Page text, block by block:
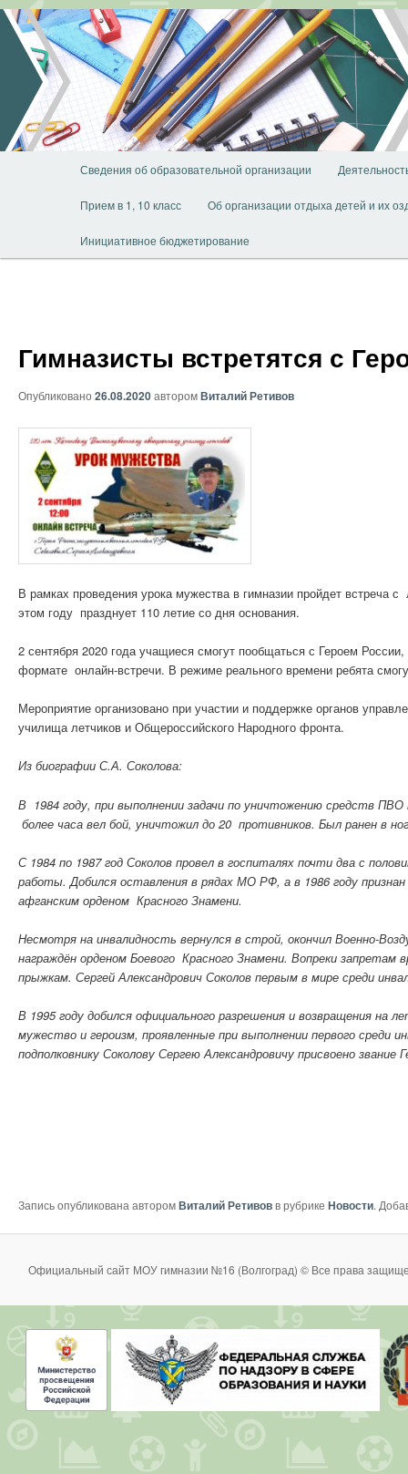
Перейти
основному
содержимому
Сведения об образовательной организации
Прием в 1, 10 класс Об организации отдыха детей и их
Инициативное бюджетирование
Гимназисты встретятся с
Опубликовано 26.08.2020авторомВиталий Ретивов
В рамках проведения урока мужества в гимназии пройдет встреча
этом году празднует 110 летие со дня основания.
2 сентября 2020 года учащиеся смогут пообщаться с Героем
формате онлайн-встречи. В режиме реального времени ребята
Мероприятие организовано при участии и поддержке органов
училища летчиков и Общероссийского Народного фронта.
Из биографии С.А. Соколова:
В 1984 году, при выполнении задачи по уничтожению средств
более часа вел бой, уничтожил до 20 противников. Был ранен в
С 1984 по 1987 год Соколов провел в госпиталях почти два с
работы. Добился оставления в рядах МО РФ, а в 1986 году
афганским орденом Красного Знамени.
Несмотря на инвалидность вернулся в строй, окончил Военно-
награждён орденом Боевого Красного Знамени. Вопреки
прыжкам. Сергей Александрович Соколов первым в мире среди
В 1995 году добился официального разрешения и возвращения на
мужество и героизм, проявленные при выполнении первого среди
подполковнику Соколову Сергею Александровичу присвоено
Запись опубликована авторомВиталий Ретивовв рубрике Новости.
Официальный сайт МОУ гимназии №16 (Волгоград) © Все права